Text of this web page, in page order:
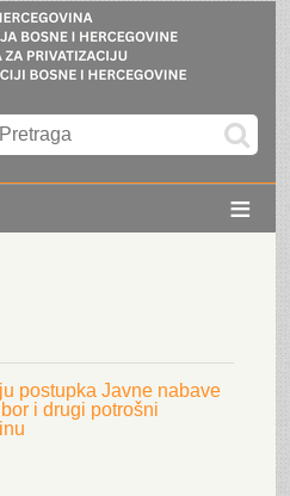
≡
postupka Javne nabave
i drugi potrošni